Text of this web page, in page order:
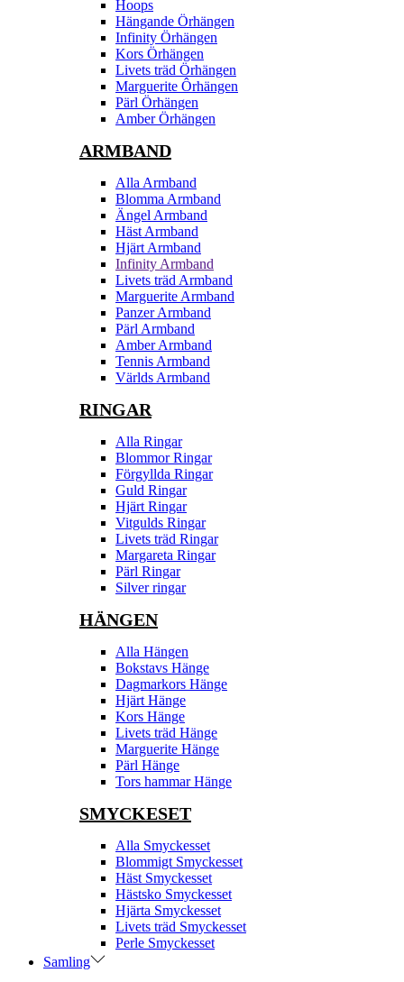
Hoops
Hängande Örhängen
Infinity Örhängen
Kors Örhängen
Livets träd Örhängen
Marguerite Ôrhängen
Pärl Örhängen
Amber Örhängen
ARMBAND
Alla Armband
Blomma Armband
Ängel Armband
Häst Armband
Hjärt Armband
Infinity Armband
Livets träd Armband
Marguerite Armband
Panzer Armband
Pärl Armband
Amber Armband
Tennis Armband
Världs Armband
RINGAR
Alla Ringar
Blommor Ringar
Förgyllda Ringar
Guld Ringar
Hjärt Ringar
Vitgulds Ringar
Livets träd Ringar
Margareta Ringar
Pärl Ringar
Silver ringar
HÄNGEN
Alla Hängen
Bokstavs Hänge
Dagmarkors Hänge
Hjärt Hänge
Kors Hänge
Livets träd Hänge
Marguerite Hänge
Pärl Hänge
Tors hammar Hänge
SMYCKESET
Alla Smyckesset
Blommigt Smyckesset
Häst Smyckesset
Hästsko Smyckesset
Hjärta Smyckesset
Livets träd Smyckesset
Perle Smyckesset
Samling